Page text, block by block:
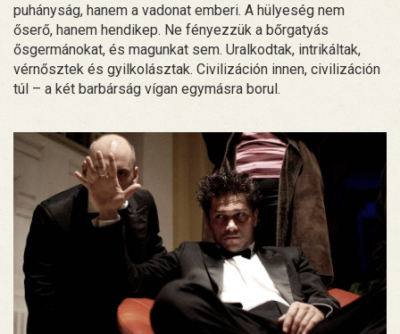
puhányság, hanem a vadonat emberi. A hülyeség nem
őserő, hanem hendikep. Ne fényezzük a bőrgatyás
ősgermánokat, és magunkat sem. Uralkodtak, intrikáltak,
vérnősztek és gyilkolásztak. Civilizáción innen, civilizáción
túl – a két barbárság vígan egymásra borul.